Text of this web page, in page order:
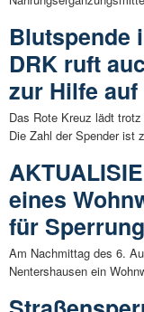
Blutspende
DRK ruft
zur Hilfe auf
Das Rote Kreuz lädt
Die Zahl der Spender ist
eines
für
Am Nachmittag des 6.
Nentershausen ein